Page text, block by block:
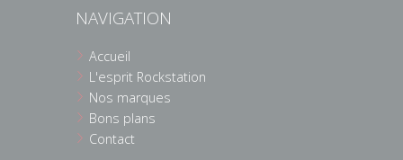
NAVIGATION
Accueil
L'esprit Rockstation
Nos marques
Bons plans
Contact